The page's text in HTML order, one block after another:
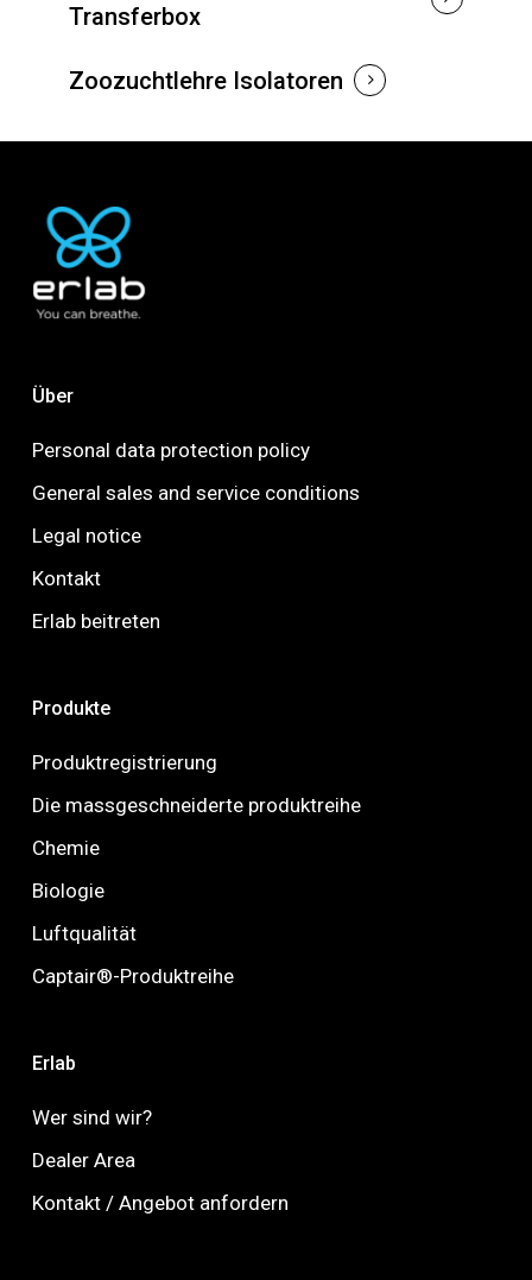
Transferbox
Zoozuchtlehre Isolatoren
Über
Personal data protection policy
General sales and service conditions
Legal notice
Kontakt
Erlab beitreten
Produkte
Produktregistrierung
Die massgeschneiderte produktreihe
Chemie
Biologie
Luftqualität
Captair®-Produktreihe
Erlab
Wer sind wir?
Dealer Area
Kontakt / Angebot anfordern